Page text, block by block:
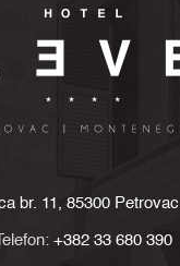
br. 11, 85300
Telefon: +382 33 680 390